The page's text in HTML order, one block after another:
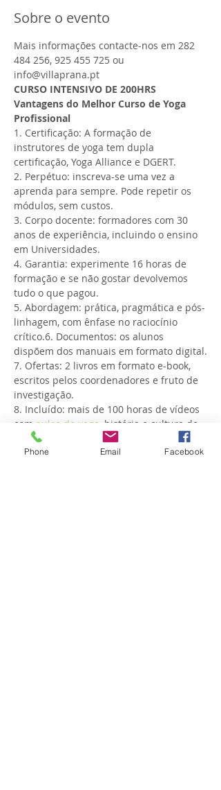
Sobre o evento
Mais informações contacte-nos em 282
484 256, 925 455 725 ou
info@villaprana.pt
CURSO INTENSIVO DE 200HRS
Vantagens do Melhor Curso de Yoga
Profissional
1. Certificação: A formação de
instrutores de yoga tem dupla
certificação, Yoga Alliance e DGERT.
2. Perpétuo: inscreva-se uma vez a
aprenda para sempre. Pode repetir os
módulos, sem custos.
3. Corpo docente: formadores com 30
anos de experiência, incluindo o ensino
em Universidades.
4. Garantia: experimente 16 horas de
formação e se não gostar devolvemos
tudo o que pagou.
5. Abordagem: prática, pragmática e pós-
linhagem, com ênfase no raciocínio
crítico.6. Documentos: os alunos
dispõem dos manuais em formato digital.
7. Ofertas: 2 livros em formato e-book,
escritos pelos coordenadores e fruto de
investigação.
8. Incluído: mais de 100 horas de vídeos
com aulas de yoga , história e cultura do
yoga. Válido para sempre.
9. Sistema avançado de aprendizagem:
Phone Email Facebook